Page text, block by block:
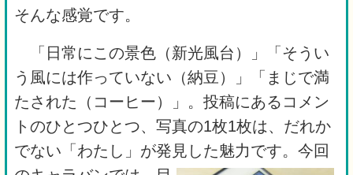
そんな感覚です。
「日常にこの景色（新光風台）」「そうい
う風には作っていない（納豆）」「まじで満
たされた（コーヒー）」。投稿にあるコメン
トのひとつひとつ、写真の1枚1枚は、だれか
でない「わたし」が発見した魅力です。 今回